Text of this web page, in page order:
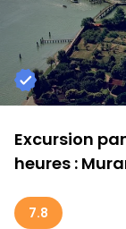
Excursion
heures :
7.8